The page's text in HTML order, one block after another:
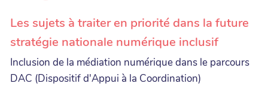
Les sujets à traiter en priorité dans la future
stratégie nationale numérique inclusif
Inclusion de la médiation numérique dans le parcours
DAC (Dispositif d'Appui à la Coordination)